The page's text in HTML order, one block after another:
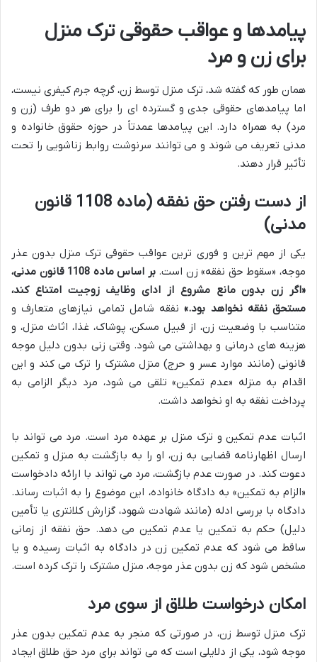
پیامدها و عواقب حقوقی ترک منزل
برای زن و مرد
همان طور که گفته شد، ترک منزل توسط زن، گرچه جرم کیفری نیست،
اما پیامدهای حقوقی جدی و گسترده ای را برای هر دو طرف (زن و
مرد) به همراه دارد. این پیامدها عمدتاً در حوزه حقوق خانواده و
مدنی تعریف می شوند و می توانند سرنوشت روابط زناشویی را تحت
تأثیر قرار دهند.
از دست رفتن حق نفقه (ماده 1108 قانون
مدنی)
یکی از مهم ترین و فوری ترین عواقب حقوقی ترک منزل بدون عذر
موجه، «سقوط حق نفقه» زن است.
بر اساس ماده 1108 قانون مدنی،
«اگر زن بدون مانع مشروع از ادای وظایف زوجیت امتناع کند،
مستحق نفقه نخواهد بود.»نفقه شامل تمامی نیازهای متعارف و
متناسب با وضعیت زن، از قبیل مسکن، پوشاک، غذا، اثاث منزل، و
هزینه های درمانی و بهداشتی می شود. وقتی زنی بدون دلیل موجه
قانونی (مانند موارد عسر و حرج) منزل مشترک را ترک می کند و این
اقدام به منزله «عدم تمکین» تلقی می شود، مرد دیگر الزامی به
پرداخت نفقه به او نخواهد داشت.
اثبات عدم تمکین و ترک منزل بر عهده مرد است. مرد می تواند با
ارسال اظهارنامه قضایی به زن، او را به بازگشت به منزل و تمکین
دعوت کند. در صورت عدم بازگشت، مرد می تواند با ارائه دادخواست
«الزام به تمکین» به دادگاه خانواده، این موضوع را به اثبات رساند.
دادگاه با بررسی ادله (مانند شهادت شهود، گزارش کلانتری یا تأمین
دلیل) حکم به تمکین یا عدم تمکین می دهد. حق نفقه از زمانی
ساقط می شود که عدم تمکین زن در دادگاه به اثبات رسیده و یا
مشخص شود که زن بدون عذر موجه، منزل مشترک را ترک کرده است.
امکان درخواست طلاق از سوی مرد
ترک منزل توسط زن، در صورتی که منجر به عدم تمکین بدون عذر
موجه شود، یکی از دلایلی است که می تواند برای مرد حق طلاق ایجاد